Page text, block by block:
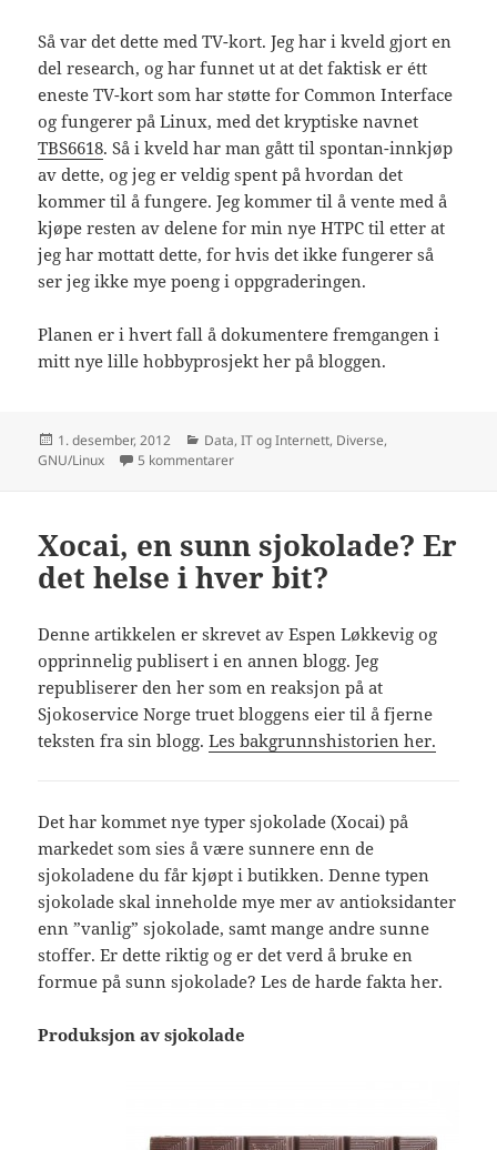
Så var det dette med TV-kort. Jeg har i kveld gjort en
del research, og har funnet ut at det faktisk er étt
eneste TV-kort som har støtte for Common Interface
og fungerer på Linux, med det kryptiske navnet
TBS6618. Så i kveld har man gått til spontan-innkjøp
av dette, og jeg er veldig spent på hvordan det
kommer til å fungere. Jeg kommer til å vente med å
kjøpe resten av delene for min nye HTPC til etter at
jeg har mottatt dette, for hvis det ikke fungerer så
ser jeg ikke mye poeng i oppgraderingen.
Planen er i hvert fall å dokumentere fremgangen i
mitt nye lille hobbyprosjekt her på bloggen.
Publisert
1. desember, 2012 Kategorier
Data, IT og Internett, Diverse,
GNU/Linux
5 kommentarertil Ny HTPC på gang
Xocai, en sunn sjokolade? Er
det helse i hver bit?
Denne artikkelen er skrevet av Espen Løkkevig og
opprinnelig publisert i en annen blogg. Jeg
republiserer den her som en reaksjon på at
Sjokoservice Norge truet bloggens eier til å fjerne
teksten fra sin blogg.Les bakgrunnshistorien her.
Det har kommet nye typer sjokolade (Xocai) på
markedet som sies å være sunnere enn de
sjokoladene du får kjøpt i butikken. Denne typen
sjokolade skal inneholde mye mer av antioksidanter
enn ”vanlig” sjokolade, samt mange andre sunne
stoffer. Er dette riktig og er det verd å bruke en
formue på sunn sjokolade? Les de harde fakta her.
Produksjon av sjokolade